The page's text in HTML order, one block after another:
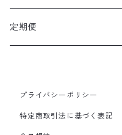
定期便
プライバシーポリシー
特定商取引法に基づく表記